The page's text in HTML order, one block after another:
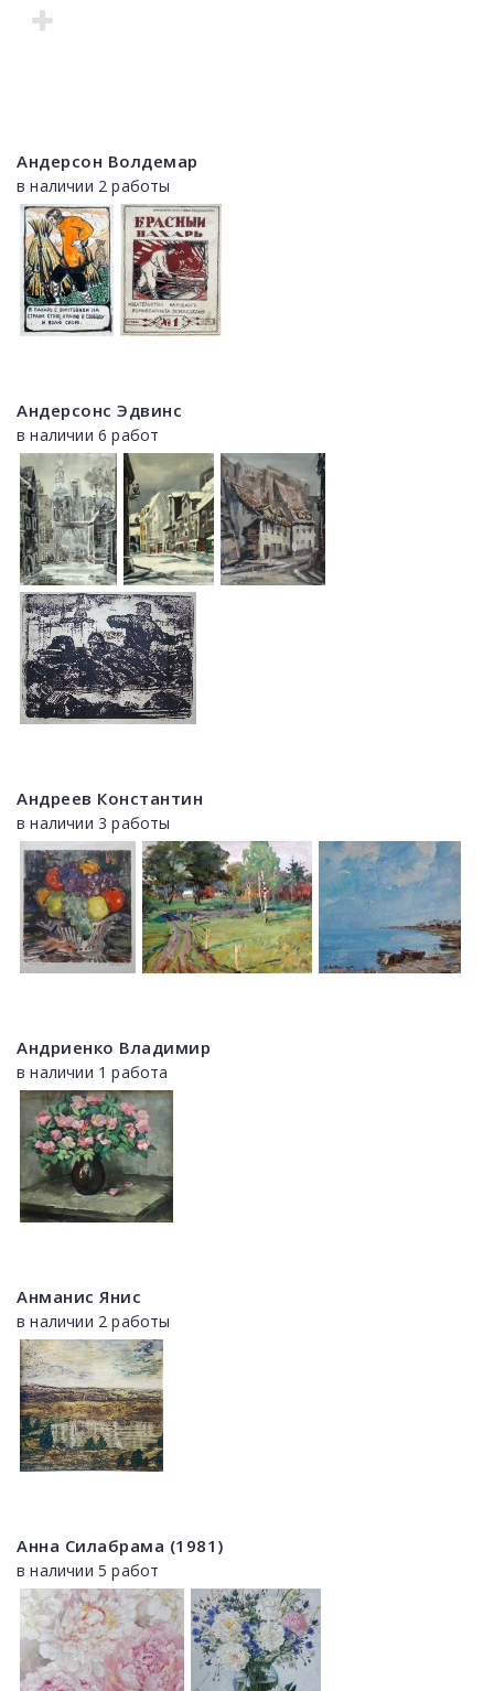
Андерсон Волдемар
в наличии 2 работы
Андерсонс Эдвинс
в наличии 6 работ
Андреев Константин
в наличии 3 работы
Андриенко Владимир
в наличии 1 работа
Анманис Янис
в наличии 2 работы
Анна Силабрама (1981)
в наличии 5 работ